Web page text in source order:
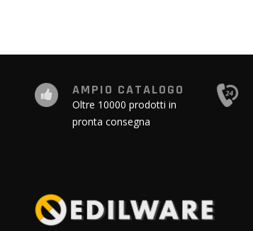
AMPIO CATALOGO
Oltre 10000 prodotti in
pronta consegna